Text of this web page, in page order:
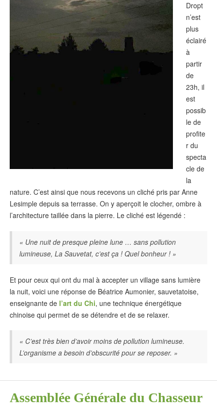
Dropt
n’est
plus
éclairé
à
partir
de
23h, il
est
possib
le de
profite
r du
specta
cle de
la
nature. C’est ainsi que nous recevons un cliché pris par Anne
Lesimple depuis sa terrasse. On y aperçoit le clocher, ombre à
l’architecture taillée dans la pierre. Le cliché est légendé :
« Une nuit de presque pleine lune … sans pollution
lumineuse, La Sauvetat, c’est ça ! Quel bonheur ! »
Et pour ceux qui ont du mal à accepter un village sans lumière
la nuit, voici une réponse de Béatrice Aumonier, sauvetatoise,
enseignante de l’art du Chi, une technique énergétique
chinoise qui permet de se détendre et de se relaxer.
« C’est très bien d’avoir moins de pollution lumineuse.
L’organisme a besoin d’obscurité pour se reposer. »
Assemblée Générale du Chasseur